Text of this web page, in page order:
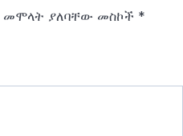
መሞላት ያለባቸው መስኮች *